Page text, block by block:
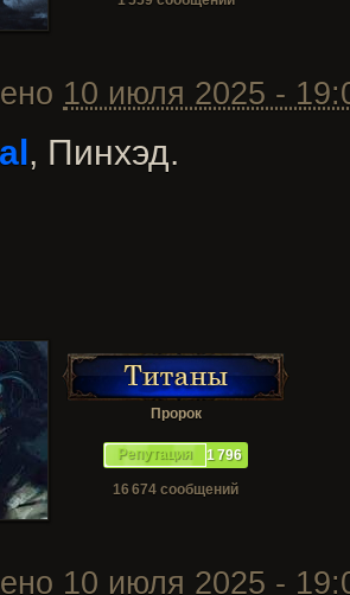
10 июля 2025 -
, Пинхэд.
Пророк
Репутация 1 796
16 674 сообщений
10 июля 2025 -